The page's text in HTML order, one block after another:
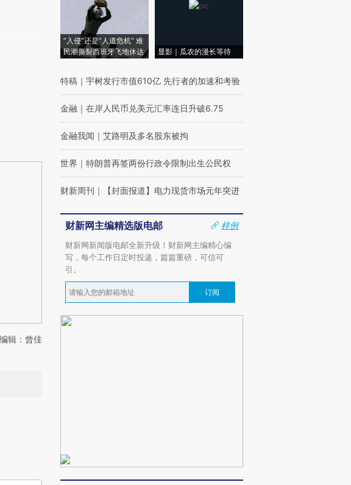
辑：曾佳
“入侵”还是“人道危机” 难
民潮撕裂西班牙飞地休达
显影｜瓜农的漫长等待
特稿 ｜ 宇树发行市值610亿 先行者的加速和考验
金融 ｜ 在岸人民币兑美元汇率连日升破6.75
金融我闻 ｜ 艾路明及多名股东被拘
世界 ｜ 特朗普再签两份行政令限制出生公民权
财新周刊 ｜ 【封面报道】电力现货市场元年突进
财新网主编精选版电邮
样例
财新网新闻版电邮全新升级！财新网主编精心编
写，每个工作日定时投递，篇篇重磅，可信可
引。
订阅